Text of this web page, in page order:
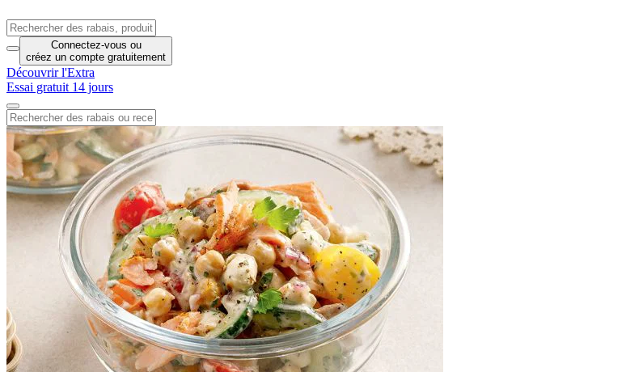
Connectez-vous ou
créez un compte gratuitement
Découvrir l'Extra
Essai gratuit 14 jours